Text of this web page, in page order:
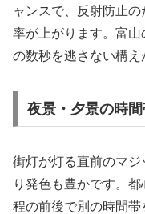
ャンスで、反射防止
率が上がります。富
の数秒を逃さない構え
夜景・夕景の時間
街灯が灯る直前のマジ
り発色も豊かです。
程の前後で別の時間